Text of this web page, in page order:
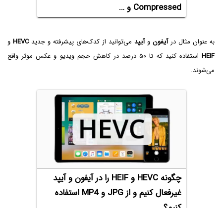
Compressed و …
به عنوان مثال درآیفون وآیپد می‌توانید از کدک‌های پیشرفته و جدیدHEVC و
HEIF
استفاده کنید که تا ۵۰ درصد در کاهش حجم ویدیو و عکس موثر واقع
می‌شوند.
چگونه HEVC و HEIF‌ را در آیفون و آیپد
غیرفعال کنیم و از JPG‌ و MP4 استفاده